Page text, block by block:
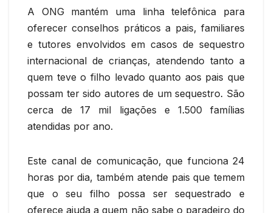
A ONG mantém uma linha telefônica para
oferecer conselhos práticos a pais, familiares
e tutores envolvidos em casos de sequestro
internacional de crianças, atendendo tanto a
quem teve o filho levado quanto aos pais que
possam ter sido autores de um sequestro. São
cerca de 17 mil ligações e 1.500 famílias
atendidas por ano.
Este canal de comunicação, que funciona 24
horas por dia, também atende pais que temem
que o seu filho possa ser sequestrado e
oferece ajuda a quem não sabe o paradeiro do